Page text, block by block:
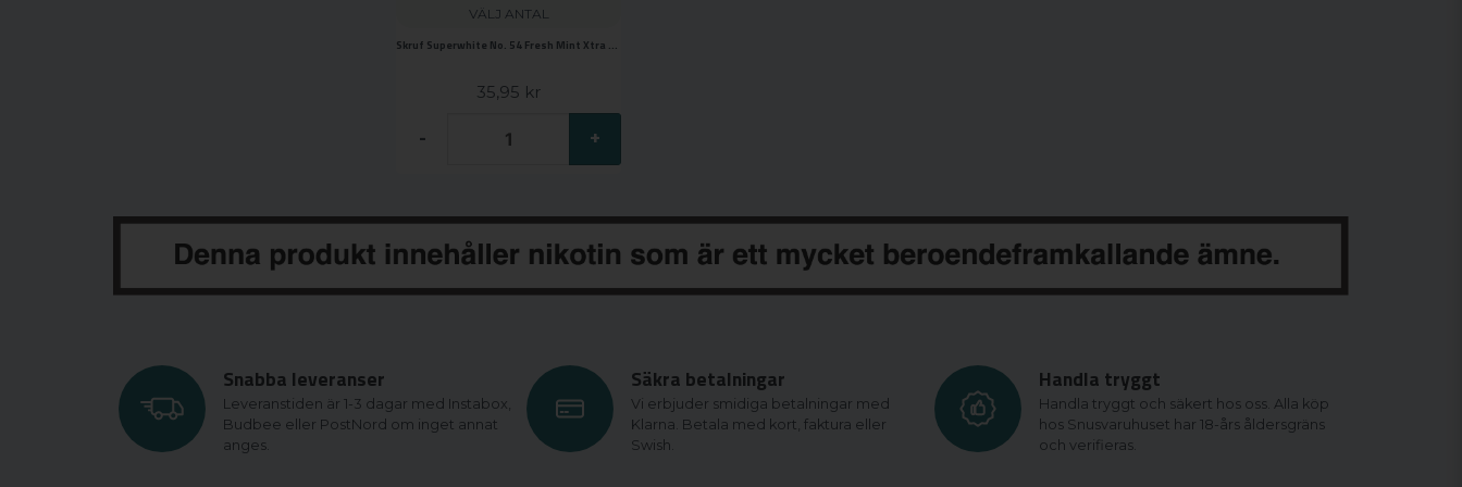
VÄLJ ANTAL
Skruf Superwhite No. 54 Fresh Mint Xtra Strong
35,95 kr
- +
Snabba leveranser
Leveranstiden är 1-3 dagar med Instabox,
Budbee eller PostNord om inget annat
anges.
Säkra betalningar
Vi erbjuder smidiga betalningar med
Klarna. Betala med kort, faktura eller
Swish.
Handla tryggt
Handla tryggt och säkert hos oss. Alla köp
hos Snusvaruhuset har 18-års åldersgräns
och verifieras.